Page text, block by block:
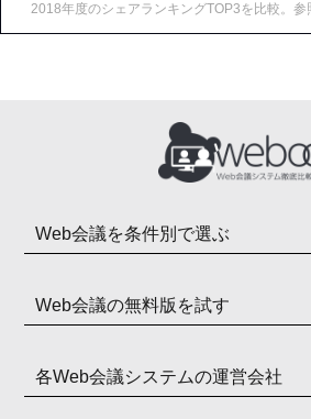
2018年度のシェアランキングTOP3を比較。
Web会議を条件別で選ぶ
Web会議の無料版を試す
各Web会議システムの運営会社